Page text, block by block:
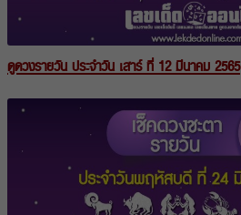
ดูดวงรายวัน ประจำวัน เสาร์ ที่ 12 มีนาคม 2565